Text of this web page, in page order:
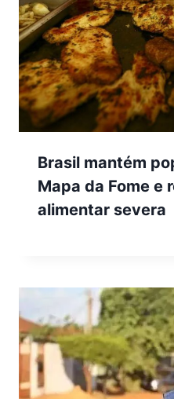
Brasil mantém
Mapa da Fome e
alimentar severa